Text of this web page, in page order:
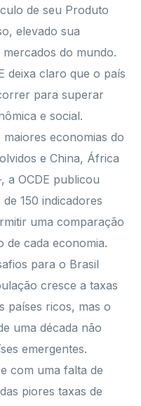
de seu Produto
elevado sua
do mundo.
deixa claro que o país
para superar
e social.
economias do
e China, África
a OCDE publicou
150 indicadores
uma comparação
de cada economia.
para o Brasil
cresce a taxas
países ricos, mas o
uma década não
emergentes.
com uma falta de
piores taxas de